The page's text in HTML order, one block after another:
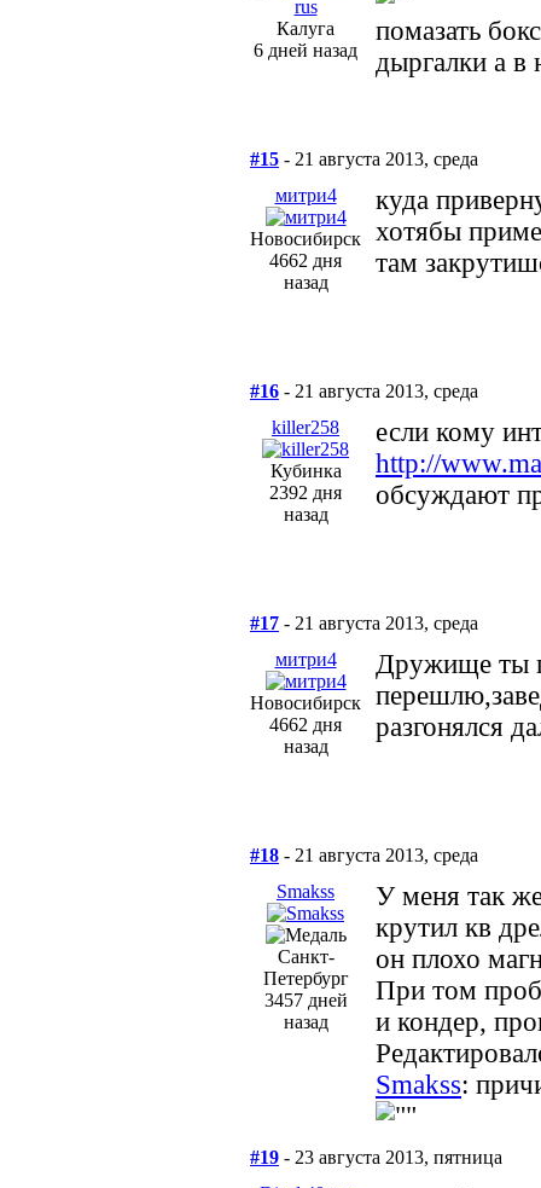
Калуга
6 дней назад
помазать
дыргалки а в
#15 - 21 августа 2013, среда
митри4
Новосибирск
4662 дня
назад
куда
хотябы
там
#16 - 21 августа 2013, среда
killer258
Кубинка
2392 дня
назад
если кому
http://
обсуждают
#17 - 21 августа 2013, среда
митри4
Новосибирск
4662 дня
назад
Дружище ты
разгонялся
#18 - 21 августа 2013, среда
Smakss
Санкт-
Петербург
3457 дней
назад
У меня так
крутил кв
он плохо
При том
и кондер,
Smakss:
#19 - 23 августа 2013, пятница